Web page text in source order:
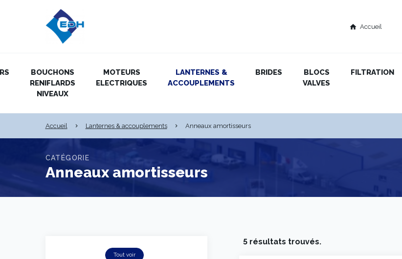
home Accueil
BOUCHONS
RENIFLARDS
NIVEAUX
MOTEURS
ELECTRIQUES
LANTERNES &
ACCOUPLEMENTS
BRIDES
BLOCS
VALVES
FILTRATION
Accueil Lanternes & accouplements Anneaux amortisseurs
CATÉGORIE
Anneaux amortisseurs
Tout voir
5 résultats trouvés.